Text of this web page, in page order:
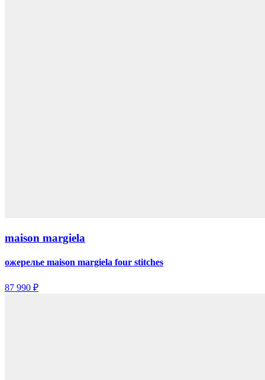
maison margiela
ожерелье maison margiela four stitches
87 990 ₽